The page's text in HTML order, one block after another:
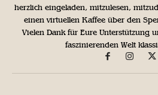
herzlich eingeladen, mitzulesen,
einen virtuellen Kaffee über den
Vielen Dank für Eure Unterstützung
faszinierenden Welt